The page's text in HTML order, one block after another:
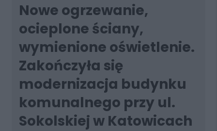
Nowe ogrzewanie,
ocieplone ściany,
wymienione oświetlenie.
Zakończyła się
modernizacja budynku
komunalnego przy ul.
Sokolskiej w Katowicach